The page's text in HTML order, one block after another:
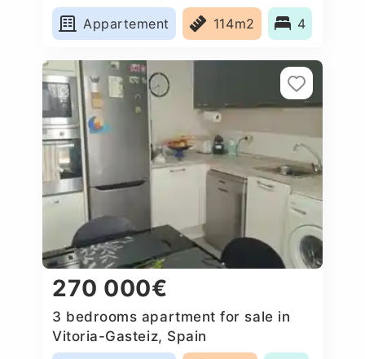
Appartement
114m2 4
270 000€
3 bedrooms apartment for sale in
Vitoria-Gasteiz, Spain